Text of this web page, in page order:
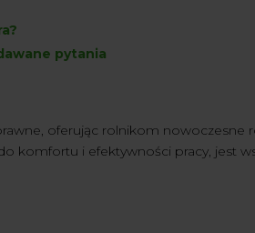
pytania
oferując rolnikom nowoczesne
komfortu i efektywności pracy, jest